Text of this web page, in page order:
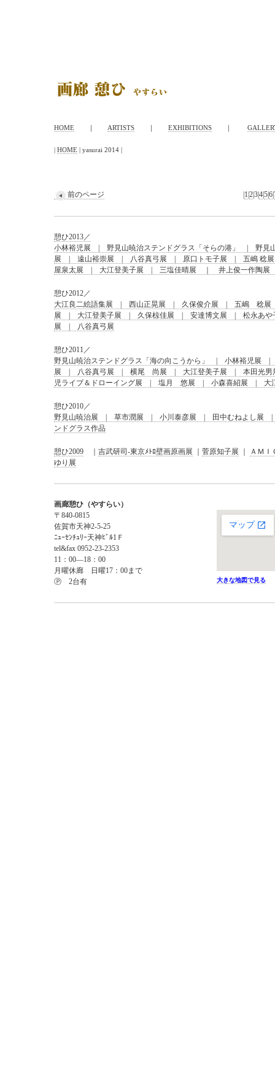
HOME｜ ARTISTS｜ EXHIBITIONS｜
| HOME| yasurai 2014 |
前のページ 1 2|3|4|5|6|
憩ひ2013／
小林裕児展 | 野見山暁治ステンドグラス「そらの港」 |
展 | 遠山裕崇展 | 八谷真弓展 | 原口トモ子展 | 五嶋 稔
屋泉太展 | 大江登美子展 | 三塩佳晴展 ｜ 井上俊一作陶
憩ひ2012／
大江良二絵語集展 | 西山正晃展 | 久保俊介展 | 五嶋 稔
展 | 大江登美子展 | 久保椋佳展 | 安達博文展 | 松永あ
展 | 八谷真弓展
憩ひ2011／
野見山暁治ステンドグラス「海の向こうから」 | 小林裕
展 | 八谷真弓展 | 横尾 尚展 | 大江登美子展 | 本田
児ライブ＆ドローイング展 | 塩月 悠展 | 小森喜紹展 | 大
憩ひ2010／
野見山暁治展 | 草市潤展 | 小川泰彦展 | 田中むねよし
ンドグラス作品
憩ひ2009｜ 吉武研司-東京ﾒﾄﾛ壁画原画展 菅原知子展
ＡＭＩ
ゆり展
画廊憩ひ（やすらい）
〒840-0815
佐賀市天神2-5-25
ﾆｭｰｾﾝﾁｭﾘｰ天神ﾋﾞﾙ1Ｆ
tel&fax 0952-23-2353
11：00―18：00
月曜休廊 日曜17：00まで
Ⓟ 2台有
大きな地図で見る